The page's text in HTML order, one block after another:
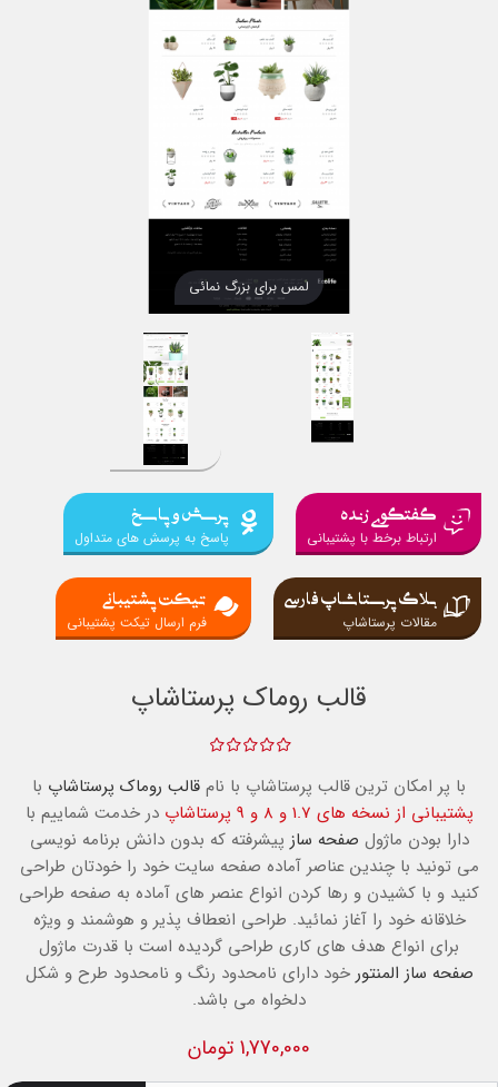
لمس برای بزرگ نمائی
گفتگوی زنده
ارتباط برخط با پشتیبانی
پرسش و پاسخ
پاسخ به پرسش های متداول
بلاگ پرستاشاپ فارسی
مقالات پرستاشاپ
تیکت پشتیبانی
فرم ارسال تیکت پشتیبانی
قالب روماک پرستاشاپ
با پر امکان ترین قالب پرستاشاپ با نام قالب روماک پرستاشاپ با
پشتیبانی از نسخه های 1.7 و 8 و 9 پرستاشاپ
در خدمت شماییم با
دارا بودن ماژول صفحه ساز پیشرفته که بدون دانش برنامه نویسی
می تونید با چندین عناصر آماده صفحه سایت خود را خودتان طراحی
کنید و با کشیدن و رها کردن انواع عنصر های آماده به صفحه طراحی
خلاقانه خود را آغاز نمائید. طراحی انعطاف پذیر و هوشمند و ویژه
برای انواع هدف های کاری طراحی گردیده است با قدرت ماژول
صفحه ساز المنتور خود دارای نامحدود رنگ و نامحدود طرح و شکل
دلخواه می باشد.
1,770,000 تومان